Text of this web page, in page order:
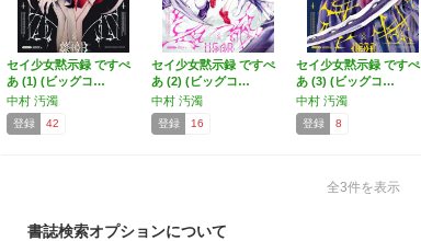
セイ少女黙示録 ですぺ
あ (1) (ビッグコ…
中村 汚濁
登録 42
セイ少女黙示録 ですぺ
あ (2) (ビッグコ…
中村 汚濁
登録 16
セイ少女黙示録 ですぺ
あ (3) (ビッグコ…
中村 汚濁
登録 8
全3件を表示
書誌検索オプションについて